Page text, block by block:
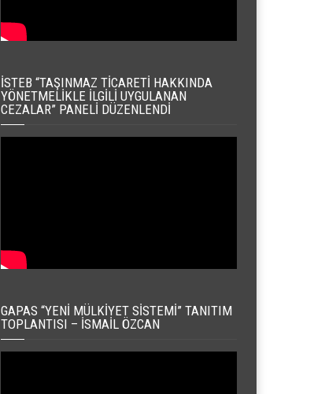
İSTEB “TAŞINMAZ TICARETI HAKKINDA
YÖNETMELIKLE İLGILI UYGULANAN
CEZALAR” PANELI DÜZENLENDI
GAPAS “YENI MÜLKIYET SISTEMI” TANITIM
TOPLANTISI – İSMAIL ÖZCAN